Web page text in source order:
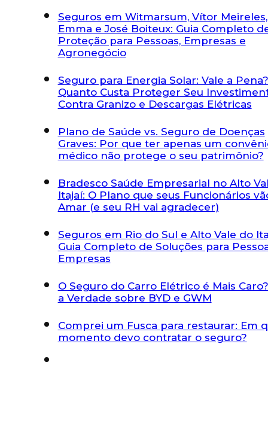
Seguros em Witmarsum, Vítor
Emma e José Boiteux: Guia Completo
Proteção para Pessoas, Empresas e
Agronegócio
Seguro para Energia Solar: Vale a
Quanto Custa Proteger Seu
Contra Granizo e Descargas Elétricas
Plano de Saúde vs. Seguro de Doenças
Graves: Por que ter apenas um
médico não protege o seu patrimônio?
Bradesco Saúde Empresarial no Alto
Itajaí: O Plano que seus Funcionários
Amar (e seu RH vai agradecer)
Seguros em Rio do Sul e Alto Vale do
Guia Completo de Soluções para
Empresas
O Seguro do Carro Elétrico é Mais
a Verdade sobre BYD e GWM
Comprei um Fusca para restaurar: Em
momento devo contratar o seguro?